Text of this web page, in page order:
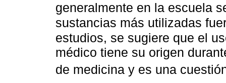
generalmente en la escuela
sustancias más utilizadas
estudios, se sugiere que el
médico tiene su origen
de medicina y es una